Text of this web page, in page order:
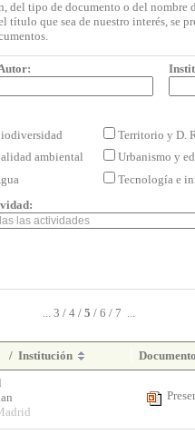
del tipo de documento o del nombre
título que sea de nuestro interés, se
Territorio y D.
ambiental
Urbanismo y
Tecnología e
... 3 / 4 / 5 / 6 / 7 ...
/ Institución